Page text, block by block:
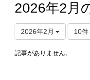
2026年2月
2026年2月 10件
記事がありません。